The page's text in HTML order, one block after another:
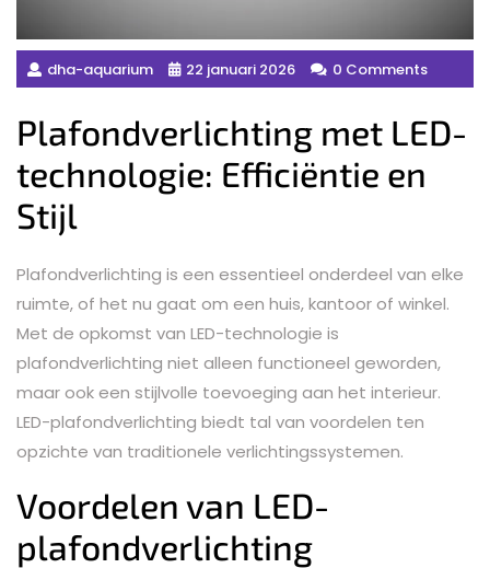
dha-aquarium 22 januari 2026 0 Comments
Plafondverlichting met LED-
technologie: Efficiëntie en
Stijl
Plafondverlichting is een essentieel onderdeel van elke
ruimte, of het nu gaat om een huis, kantoor of winkel.
Met de opkomst van LED-technologie is
plafondverlichting niet alleen functioneel geworden,
maar ook een stijlvolle toevoeging aan het interieur.
LED-plafondverlichting biedt tal van voordelen ten
opzichte van traditionele verlichtingssystemen.
Voordelen van LED-
plafondverlichting